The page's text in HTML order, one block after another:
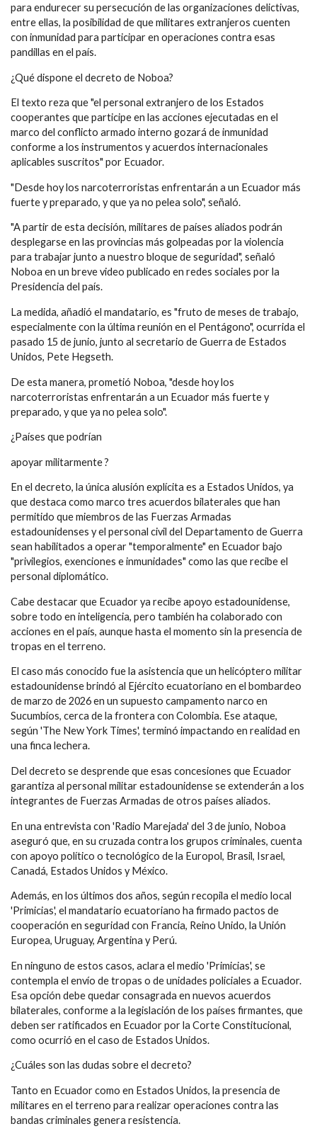
para endurecer su persecución de las organizaciones delictivas,
entre ellas, la posibilidad de que militares extranjeros cuenten
con inmunidad para participar en operaciones contra esas
pandillas en el país.
¿Qué dispone el decreto de Noboa?
El texto reza que "el personal extranjero de los Estados
cooperantes que participe en las acciones ejecutadas en el
marco del conflicto armado interno gozará de inmunidad
conforme a los instrumentos y acuerdos internacionales
aplicables suscritos" por Ecuador.
"Desde hoy los narcoterroristas enfrentarán a un Ecuador más
fuerte y preparado, y que ya no pelea solo", señaló.
"A partir de esta decisión, militares de países aliados podrán
desplegarse en las provincias más golpeadas por la violencia
para trabajar junto a nuestro bloque de seguridad", señaló
Noboa en un breve video publicado en redes sociales por la
Presidencia del país.
La medida, añadió el mandatario, es "fruto de meses de trabajo,
especialmente con la última reunión en el Pentágono", ocurrida el
pasado 15 de junio, junto al secretario de Guerra de Estados
Unidos, Pete Hegseth.
De esta manera, prometió Noboa, "desde hoy los
narcoterroristas enfrentarán a un Ecuador más fuerte y
preparado, y que ya no pelea solo".
¿Países que podrían
apoyar militarmente ?
En el decreto, la única alusión explícita es a Estados Unidos, ya
que destaca como marco tres acuerdos bilaterales que han
permitido que miembros de las Fuerzas Armadas
estadounidenses y el personal civil del Departamento de Guerra
sean habilitados a operar "temporalmente" en Ecuador bajo
"privilegios, exenciones e inmunidades" como las que recibe el
personal diplomático.
Cabe destacar que Ecuador ya recibe apoyo estadounidense,
sobre todo en inteligencia, pero también ha colaborado con
acciones en el país, aunque hasta el momento sin la presencia de
tropas en el terreno.
El caso más conocido fue la asistencia que un helicóptero militar
estadounidense brindó al Ejército ecuatoriano en el bombardeo
de marzo de 2026 en un supuesto campamento narco en
Sucumbíos, cerca de la frontera con Colombia. Ese ataque,
según 'The New York Times', terminó impactando en realidad en
una finca lechera.
Del decreto se desprende que esas concesiones que Ecuador
garantiza al personal militar estadounidense se extenderán a los
integrantes de Fuerzas Armadas de otros países aliados.
En una entrevista con 'Radio Marejada' del 3 de junio, Noboa
aseguró que, en su cruzada contra los grupos criminales, cuenta
con apoyo político o tecnológico de la Europol, Brasil, Israel,
Canadá, Estados Unidos y México.
Además, en los últimos dos años, según recopila el medio local
'Primicias', el mandatario ecuatoriano ha firmado pactos de
cooperación en seguridad con Francia, Reino Unido, la Unión
Europea, Uruguay, Argentina y Perú.
En ninguno de estos casos, aclara el medio 'Primicias', se
contempla el envío de tropas o de unidades policiales a Ecuador.
Esa opción debe quedar consagrada en nuevos acuerdos
bilaterales, conforme a la legislación de los países firmantes, que
deben ser ratificados en Ecuador por la Corte Constitucional,
como ocurrió en el caso de Estados Unidos.
¿Cuáles son las dudas sobre el decreto?
Tanto en Ecuador como en Estados Unidos, la presencia de
militares en el terreno para realizar operaciones contra las
bandas criminales genera resistencia.